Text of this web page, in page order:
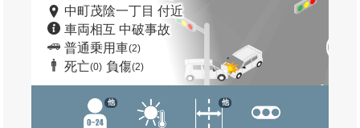
中町茂陰一丁目 付近
車両相互 中破事故
普通乗用車(2)
死亡(0) 負傷(2)
他 他